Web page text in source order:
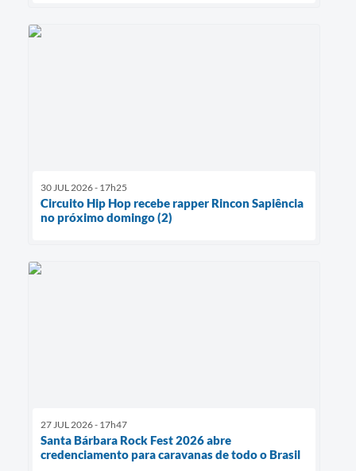
30 JUL 2026 - 17h25
Circuito Hip Hop recebe rapper Rincon Sapiência
no próximo domingo (2)
27 JUL 2026 - 17h47
Santa Bárbara Rock Fest 2026 abre
credenciamento para caravanas de todo o Brasil